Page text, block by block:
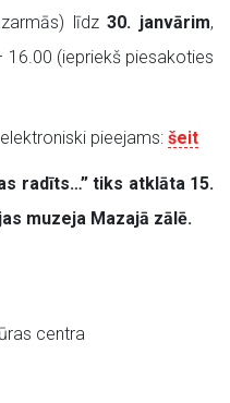
līdz30. janvārim,
16.00 (iepriekš piesakoties
pieejams: šeit
radīts…” tiks atklāta 15.
muzeja Mazajā zālē.
centra